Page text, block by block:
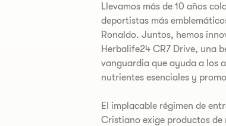
​Llevamos más de 10 años
deportistas más
Ronaldo. Juntos, hemos
Herbalife24 CR7 Drive, una
vanguardia que ayuda a los
nutrientes esenciales y
El implacable régimen de
Cristiano exige productos